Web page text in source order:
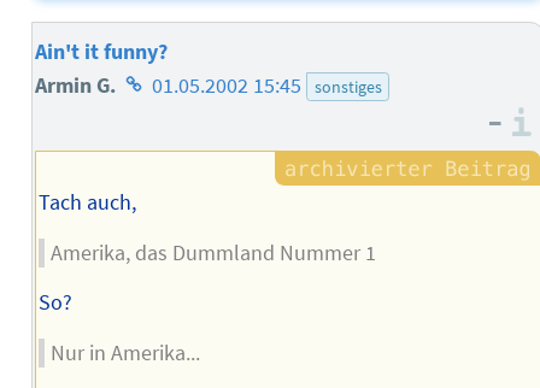
Ain't it funny?
Armin G. Homepage
Autors
01.05.2002 15:45 sonstiges
–
Tach auch,
Amerika, das Dummland Nummer 1
So?
Nur in Amerika...